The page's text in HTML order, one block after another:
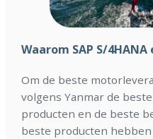
Waarom SAP S/4HANA
Om de beste
volgens Yanmar de
producten en de beste
beste producten hebben